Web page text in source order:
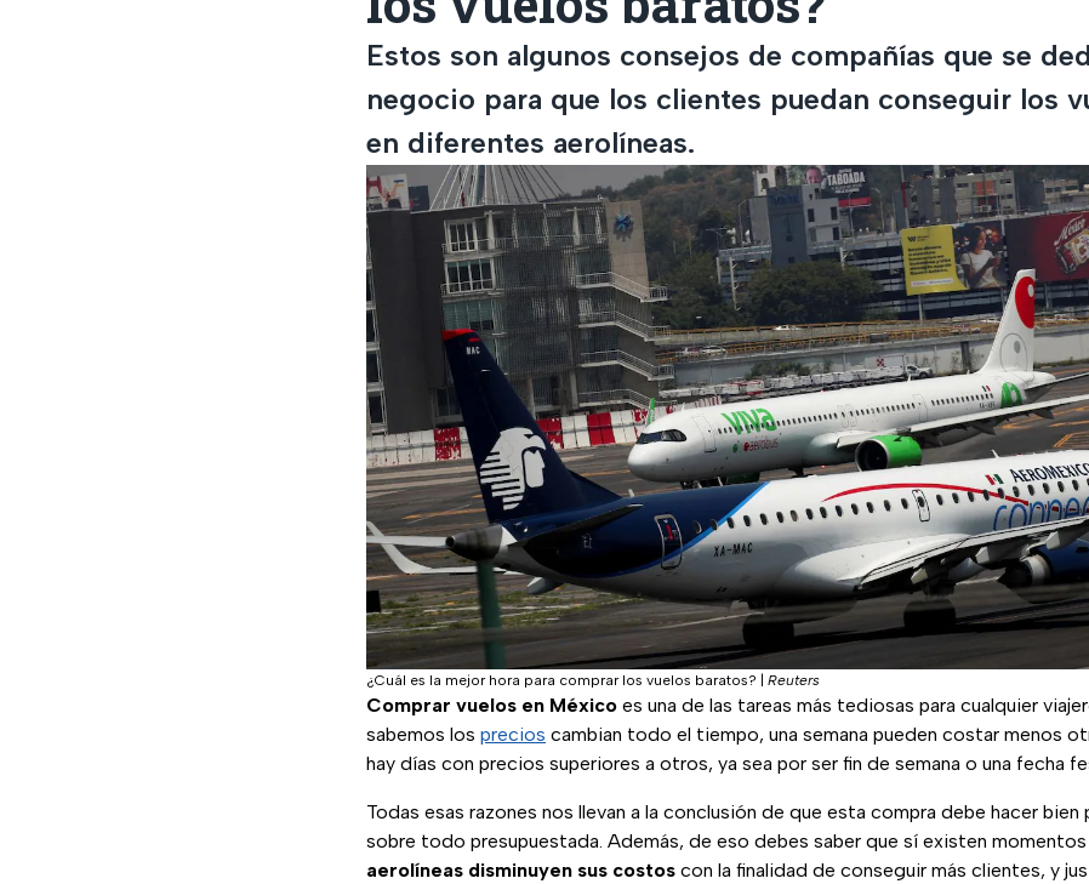
Estos son algunos consejos de compañías que se
negocio para que los clientes puedan conseguir los
en diferentes aerolíneas.
¿Cuál es la mejor hora para comprar los vuelos baratos? Reuters
Comprar vuelos en México es una de las tareas más tediosas para cualquier
sabemos los precios cambian todo el tiempo, una semana pueden costar menos
hay días con precios superiores a otros, ya sea por ser fin de semana o una fecha
Todas esas razones nos llevan a la conclusión de que esta compra debe hacer bien
sobre todo presupuestada. Además, de eso debes saber que sí existen momentos
aerolíneas disminuyen sus costos con la finalidad de conseguir más clientes, y